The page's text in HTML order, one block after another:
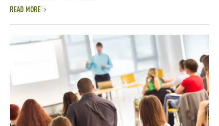
READ MORE